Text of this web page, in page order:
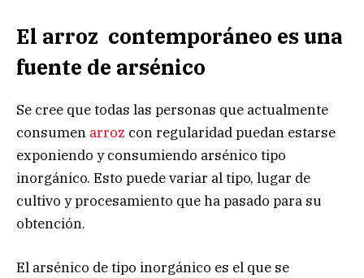
El arroz contemporáneo es una
fuente de arsénico
Se cree que todas las personas que actualmente
consumen arroz con regularidad puedan estarse
exponiendo y consumiendo arsénico tipo
inorgánico. Esto puede variar al tipo, lugar de
cultivo y procesamiento que ha pasado para su
obtención.
El arsénico de tipo inorgánico es el que se